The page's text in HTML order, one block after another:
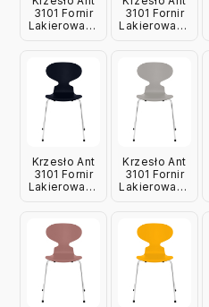
3101 Fornir
Lakierowany
3101 Fornir
Lakierowany
Hansen
Krzesło Ant
3101 Fornir
Lakierowany
Krzesło Ant
3101 Fornir
Lakierowany